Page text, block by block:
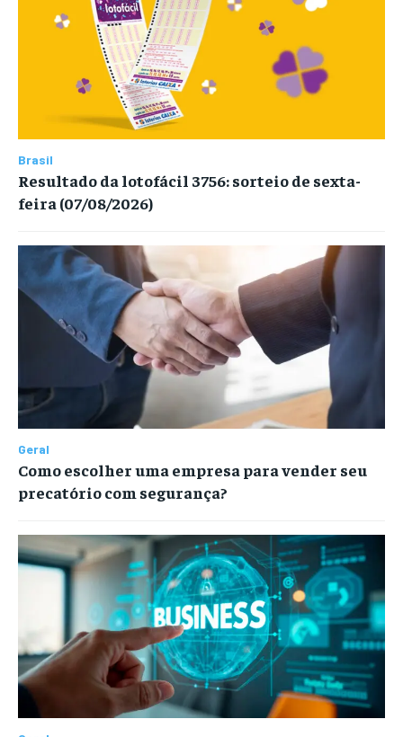
Brasil
Resultado da lotofácil 3756: sorteio de sexta-
feira (07/08/2026)
Geral
Como escolher uma empresa para vender seu
precatório com segurança?